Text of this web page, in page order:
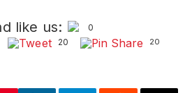
like us:
0
20 20